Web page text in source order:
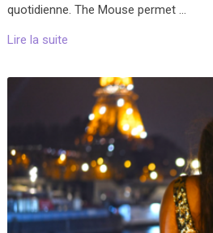
quotidienne. The Mouse permet …
Lire la suite